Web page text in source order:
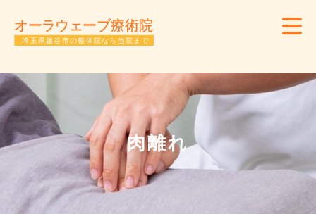
肉離れ